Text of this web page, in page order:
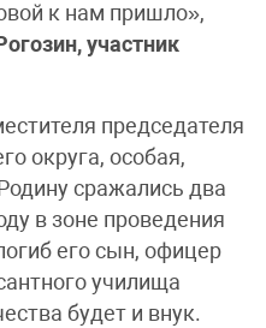
к нам пришло»,
участник
председателя
округа, особая,
сражались два
в зоне проведения
его сын, офицер
училища
будет и внук.